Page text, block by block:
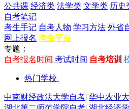
公共课 经济类 法学类 文学类 历史
自考笔记
考生手记 自考人物 学习方法 外省
网上报名 考生平台
专题：
自考报名时间 考试时间 自考培训
热门学校
中南财经政法大学自考| 华中农业